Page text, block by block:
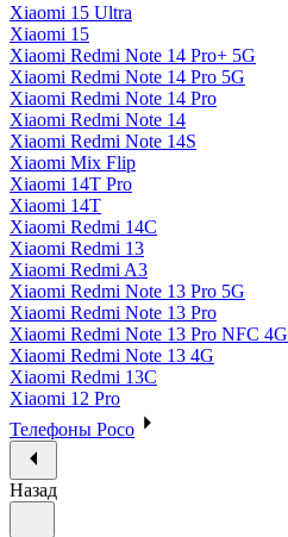
Xiaomi 15 Ultra
Xiaomi 15
Xiaomi Redmi Note 14 Pro+ 5G
Xiaomi Redmi Note 14 Pro 5G
Xiaomi Redmi Note 14 Pro
Xiaomi Redmi Note 14
Xiaomi Redmi Note 14S
Xiaomi Mix Flip
Xiaomi 14T Pro
Xiaomi 14T
Xiaomi Redmi 14C
Xiaomi Redmi 13
Xiaomi Redmi A3
Xiaomi Redmi Note 13 Pro 5G
Xiaomi Redmi Note 13 Pro
Xiaomi Redmi Note 13 Pro NFC 4G
Xiaomi Redmi Note 13 4G
Xiaomi Redmi 13C
Xiaomi 12 Pro
Телефоны Poco
Назад